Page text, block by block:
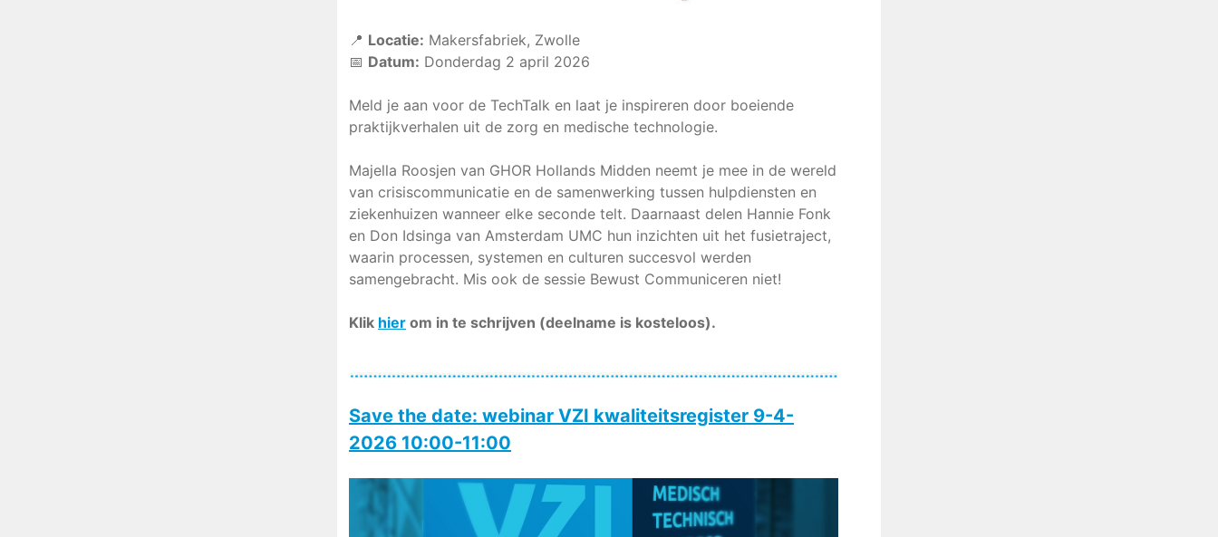
📍 Locatie: Makersfabriek, Zwolle
📅 Datum: Donderdag 2 april 2026
Meld je aan voor de TechTalk en laat je inspireren door boeiende
praktijkverhalen uit de zorg en medische technologie.
Majella Roosjen van GHOR Hollands Midden neemt je mee in de wereld
van crisiscommunicatie en de samenwerking tussen hulpdiensten en
ziekenhuizen wanneer elke seconde telt. Daarnaast delen Hannie Fonk
en Don Idsinga van Amsterdam UMC hun inzichten uit het fusietraject,
waarin processen, systemen en culturen succesvol werden
samengebracht. Mis ook de sessie Bewust Communiceren niet!
Klik hier om in te schrijven (deelname is kosteloos).
Save the date: webinar VZI kwaliteitsregister 9-4-
2026 10:00-11:00